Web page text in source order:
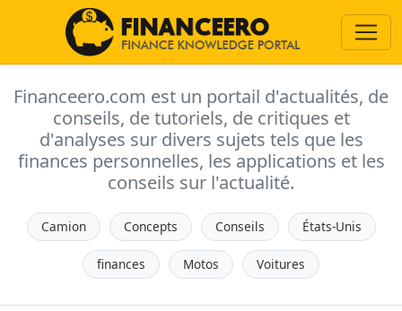
Financeero.com est un portail d'actualités, de
conseils, de tutoriels, de critiques et
d'analyses sur divers sujets tels que les
finances personnelles, les applications et les
conseils sur l'actualité.
Camion Concepts Conseils États-Unis
finances Motos Voitures